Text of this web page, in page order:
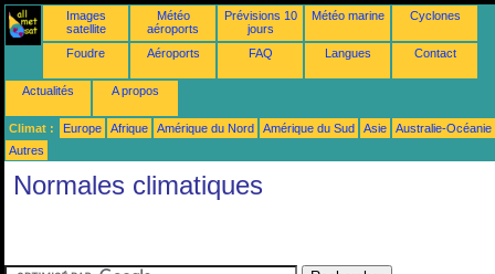
Images
satellite
Météo
aéroports
Prévisions 10
jours
Météo marine Cyclones
Foudre Aéroports FAQ Langues Contact
Actualités A propos
Climat : Europe Afrique Amérique du Nord Amérique du Sud Asie
Australie-Océanie
Autres
Normales climatiques